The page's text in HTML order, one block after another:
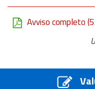
Avviso completo